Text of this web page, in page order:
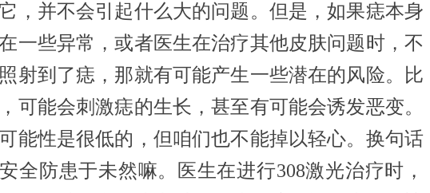
，并不会引起什么大的问题。但是，如果痣本身
一些异常，或者医生在治疗其他皮肤问题时，不
射到了痣，那就有可能产生一些潜在的风险。比
可能会刺激痣的生长，甚至有可能会诱发恶变。
能性是很低的，但咱们也不能掉以轻心。换句话
全防患于未然嘛。医生在进行308激光治疗时，